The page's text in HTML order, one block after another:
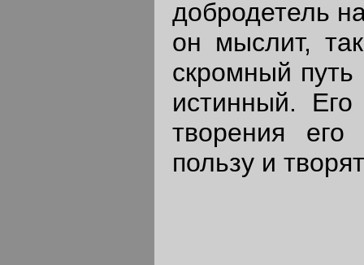
добродетель
он мыслит,
скромный путь
истинный.
творения
пользу и